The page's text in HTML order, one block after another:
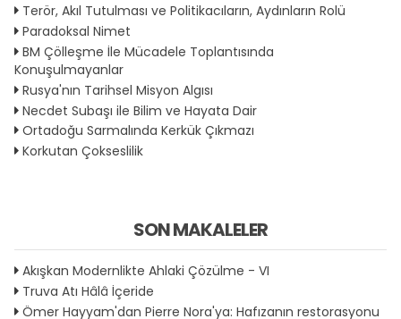
Terör, Akıl Tutulması ve Politikacıların, Aydınların Rolü
Paradoksal Nimet
BM Çölleşme İle Mücadele Toplantısında
Konuşulmayanlar
Rusya'nın Tarihsel Misyon Algısı
Necdet Subaşı ile Bilim ve Hayata Dair
Ortadoğu Sarmalında Kerkük Çıkmazı
Korkutan Çokseslilik
SON MAKALELER
Akışkan Modernlikte Ahlaki Çözülme - VI
Truva Atı Hâlâ İçeride
Ömer Hayyam'dan Pierre Nora'ya: Hafızanın restorasyonu